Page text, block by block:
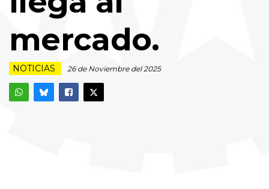
mercado.
NOTICIAS 26 de Noviembre del 2025